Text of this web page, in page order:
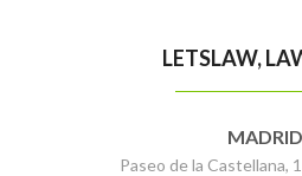
LETSLAW,
MADRID
Paseo de la Castellana,